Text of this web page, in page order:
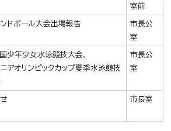
室前
ドボール大会出場報告
市長公
室
少年少女水泳競技大会、
アオリンピックカップ夏季水泳競技
市長公
室
市長室